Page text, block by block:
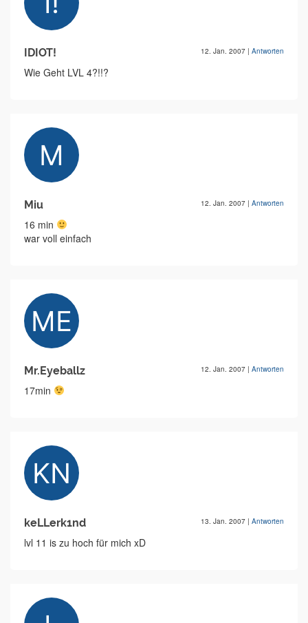
IDIOT! 12. Jan. 2007 | Antworten
Wie Geht LVL 4?!!?
Miu 12. Jan. 2007 | Antworten
16 min
war voll einfach
Mr.Eyeballz 12. Jan. 2007 | Antworten
17min
keLLerk1nd 13. Jan. 2007 | Antworten
lvl 11 is zu hoch für mich xD